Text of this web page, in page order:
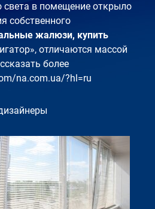
света в помещение открыло
собственного
жалюзи, купить
отличаются массой
более
na.com.ua/?hl=ru